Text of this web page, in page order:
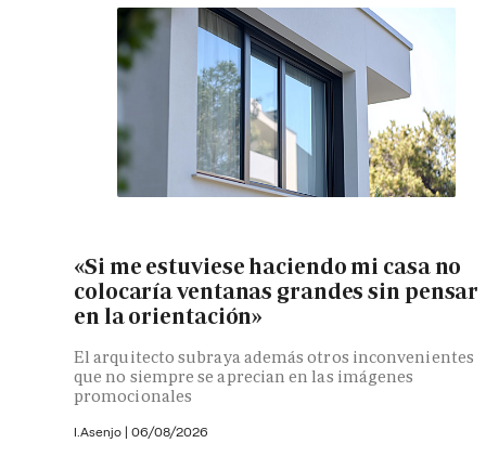
«Si me estuviese haciendo mi casa no
colocaría ventanas grandes sin pensar
en la orientación»
El arquitecto subraya además otros inconvenientes
que no siempre se aprecian en las imágenes
promocionales
I.Asenjo | 06/08/2026